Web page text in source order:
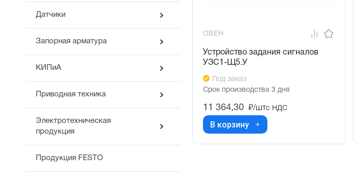
Датчики
Запорная арматура
КИПиА
Приводная техника
Электротехническая
продукция
Продукция FESTO
ОВЕН
Устройство задания сигналов
УЗС1-Щ5.У
Под заказ
Срок производства 3 дня
11 364,30 ₽/штс НДС
В корзину